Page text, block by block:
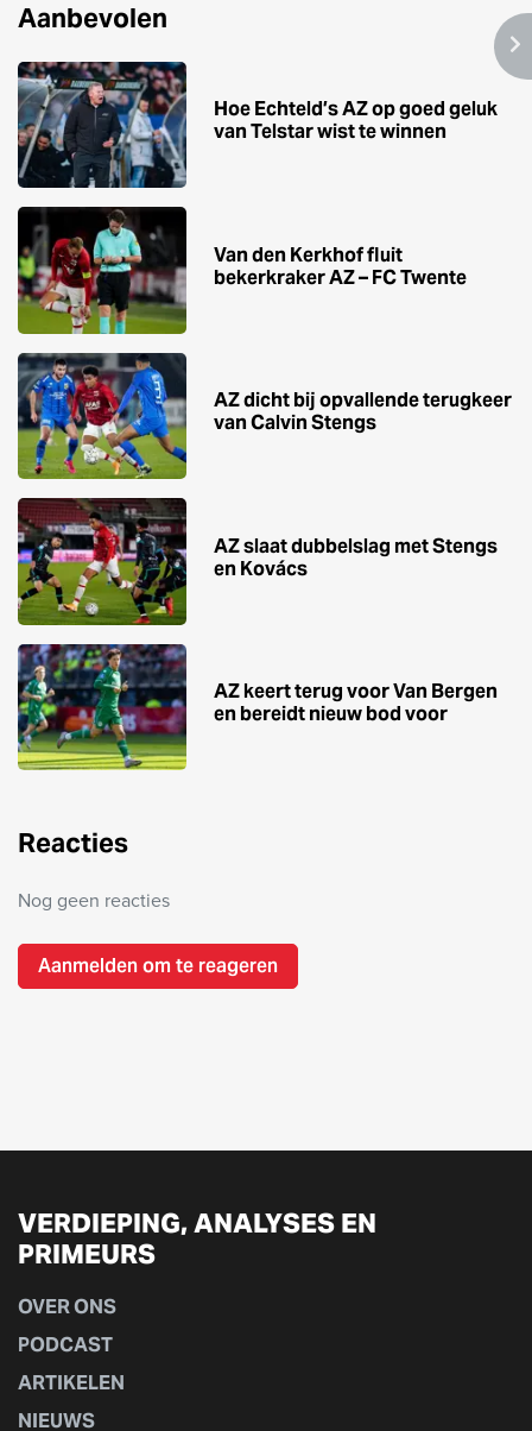
Aanbevolen
Hoe Echteld’s AZ op goed geluk
van Telstar wist te winnen
Van den Kerkhof fluit
bekerkraker AZ – FC Twente
AZ dicht bij opvallende terugkeer
van Calvin Stengs
AZ slaat dubbelslag met Stengs
en Kovács
AZ keert terug voor Van Bergen
en bereidt nieuw bod voor
Reacties
Nog geen reacties
Aanmelden om te reageren
VERDIEPING, ANALYSES EN
PRIMEURS
OVER ONS
PODCAST
ARTIKELEN
NIEUWS